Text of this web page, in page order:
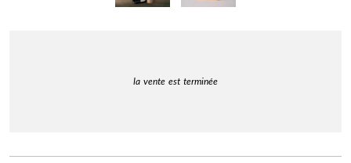
la vente est terminée